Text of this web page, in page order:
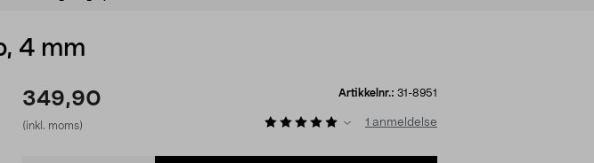
4 mm
349,90
(inkl. moms)
Artikkelnr.: 31-8951
1 anmeldelse